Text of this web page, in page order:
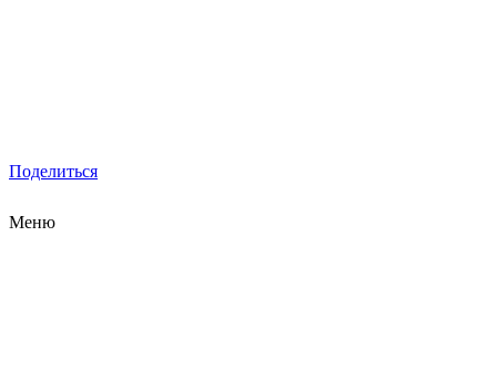
Поделиться
Меню